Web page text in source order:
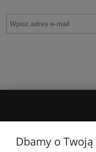
Dbamy o